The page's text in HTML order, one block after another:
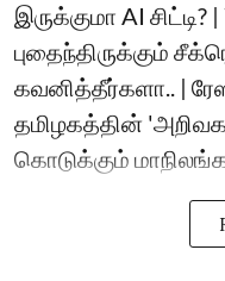
இருக்குமா AI
புதைந்திருக்கும்
கவனித்தீர்களா.. |
தமிழகத்தின்
கொடுக்கும்